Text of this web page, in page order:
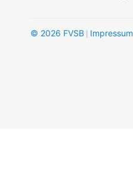
© 2026 FVSB Impressum